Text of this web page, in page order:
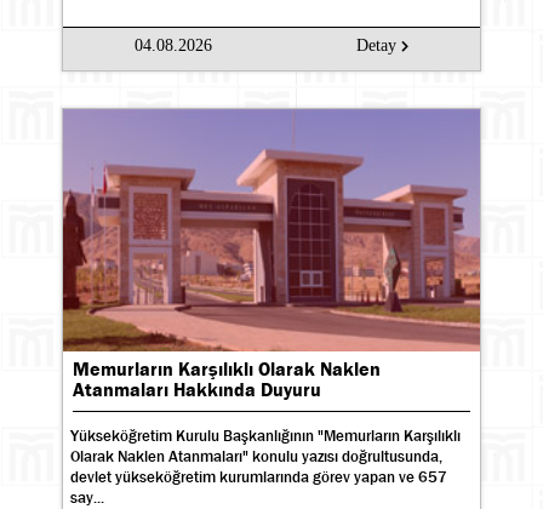
04.08.2026 Detay
Memurların Karşılıklı Olarak Naklen
Atanmaları Hakkında Duyuru
Yükseköğretim Kurulu Başkanlığının "Memurların Karşılıklı
Olarak Naklen Atanmaları" konulu yazısı doğrultusunda,
devlet yükseköğretim kurumlarında görev yapan ve 657
say...